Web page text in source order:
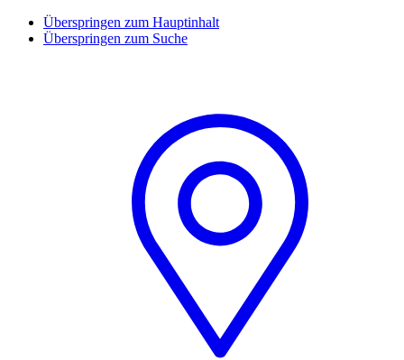
Überspringen zum Hauptinhalt
Überspringen zum Suche